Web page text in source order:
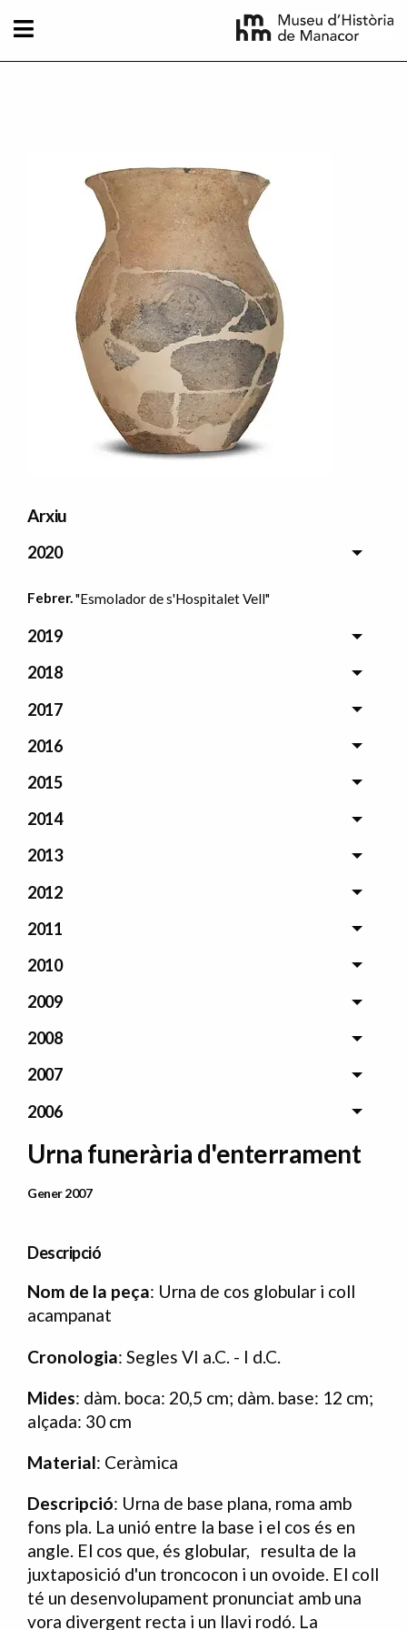
Imatge principal
Arxiu
2020
Febrer."Esmolador de s'Hospitalet Vell"
2019
2018
2017
2016
2015
2014
2013
2012
2011
2010
2009
2008
2007
2006
Urna funerària d'enterrament
Data Publicació
Gener 2007
Descripció
Nom de la peça: Urna de cos globular i coll
acampanat
Cronologia: Segles VI a.C. - I d.C.
Mides: dàm. boca: 20,5 cm; dàm. base: 12 cm;
alçada: 30 cm
Material: Ceràmica
Descripció: Urna de base plana, roma amb
fons pla. La unió entre la base i el cos és en
angle. El cos que, és globular, resulta de la
juxtaposició d'un troncocon i un ovoide. El coll
té un desenvolupament pronunciat amb una
vora divergent recta i un llavi rodó. La